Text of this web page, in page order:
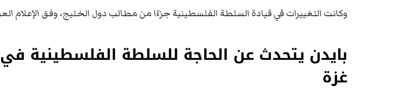
وكانت التغييرات في قيادة السلطة الفلسطينية جزءًا من مطالب دول الخليج، وفق الإعلام
بايدن يتحدث عن الحاجة للسلطة الفلسطينية في
غزة